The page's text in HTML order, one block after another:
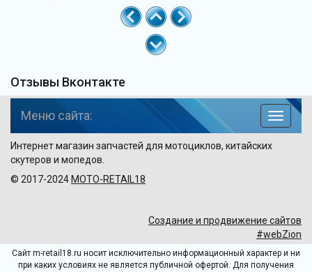
Отзывы Вконтакте
по
Меню сайта:
Интернет магазин запчастей для мотоциклов, китайских
скутеров и мопедов.
© 2017-2024 MOTO-RETAIL18
Создание и продвижение сайтов
#webZion
Сайт m-retail18.ru носит исключительно информационный характер и ни
при каких условиях не является публичной офертой. Для получения